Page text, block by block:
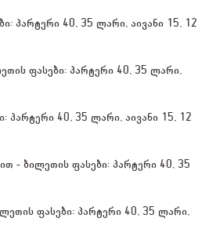
პარტერი 40, 35 ლარი, აივანი 15, 12
ფასები: პარტერი 40, 35 ლარი,
პარტერი 40, 35 ლარი, აივანი 15, 12
- ბილეთის ფასები: პარტერი 40, 35
ფასები: პარტერი 40, 35 ლარი,